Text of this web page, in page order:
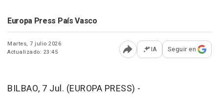
Europa Press País Vasco
Martes, 7 julio 2026
Actualizado: 23:45
Abrir opciones para
IA Seguir en
BILBAO, 7 Jul. (EUROPA PRESS) -